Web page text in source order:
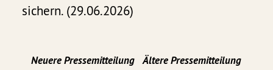
sichern. (29.06.2026)
Neuere Pressemitteilung Ältere Pressemitteilung